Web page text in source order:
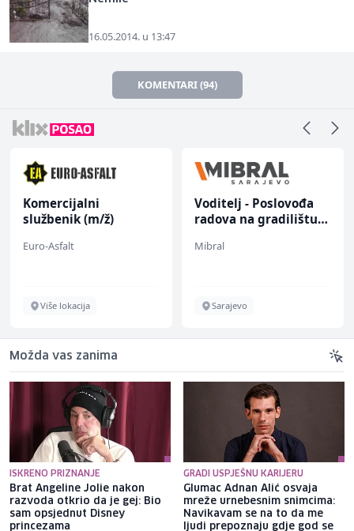
16.05.2014. u 13:47
KOMENTARI (94)
Komercijalni
službenik (m/ž)
Euro-Asfalt
Više lokacija
Voditelj - Poslovođa
radova na gradilištu
Mibral
Sarajevo
Možda vas zanima
ISKRENO PRIZNANJE
Brat Angeline Jolie nakon
razvoda otkrio da je gej: Bio
sam opsjednut Disney
princezama
GRADI USPJEŠNU KARIJERU
Glumac Adnan Alić osvaja
mreže urnebesnim snimcima:
Navikavam se na to da me
ljudi prepoznaju gdje god se